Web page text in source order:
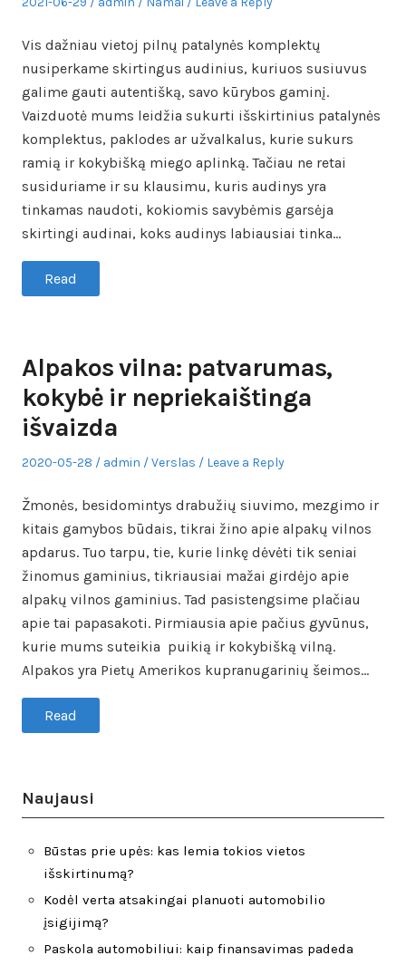
Vis dažniau vietoj pilnų patalynės komplektų
nusiperkame skirtingus audinius, kuriuos susiuvus
galime gauti autentišką, savo kūrybos gaminį.
Vaizduotė mums leidžia sukurti išskirtinius patalynės
komplektus, paklodes ar užvalkalus, kurie sukurs
ramią ir kokybišką miego aplinką. Tačiau ne retai
susiduriame ir su klausimu, kuris audinys yra
tinkamas naudoti, kokiomis savybėmis garsėja
skirtingi audinai, koks audinys labiausiai tinka…
Read
Alpakos vilna: patvarumas,
kokybė ir nepriekaištinga
išvaizda
Posted
2020-05-28 Author
admin
Posted
Verslas Leave a Reply
Žmonės, besidomintys drabužių siuvimo, mezgimo ir
kitais gamybos būdais, tikrai žino apie alpakų vilnos
apdarus. Tuo tarpu, tie, kurie linkę dėvėti tik seniai
žinomus gaminius, tikriausiai mažai girdėjo apie
alpakų vilnos gaminius. Tad pasistengsime plačiau
apie tai papasakoti. Pirmiausia apie pačius gyvūnus,
kurie mums suteikia puikią ir kokybišką vilną.
Alpakos yra Pietų Amerikos kupranugarinių šeimos…
Read
Naujausi
Būstas prie upės: kas lemia tokios vietos
išskirtinumą?
Kodėl verta atsakingai planuoti automobilio
įsigijimą?
Paskola automobiliui: kaip finansavimas padeda